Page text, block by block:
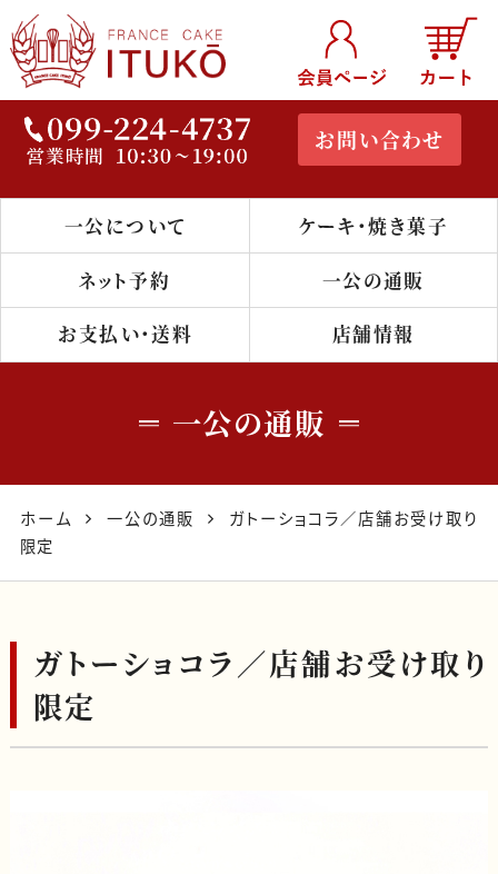
鹿児島のケー
キ・洋菓子店
『フランス菓子
お問い合わせ
一公について ケーキ・焼き菓子
ネット予約 一公の通販
お支払い・送料 店舗情報
一公の通販
ホーム 一公の通販
ガトーショコラ／店舗お受け取り
限定
ガトーショコラ／店舗お受け取り
限定